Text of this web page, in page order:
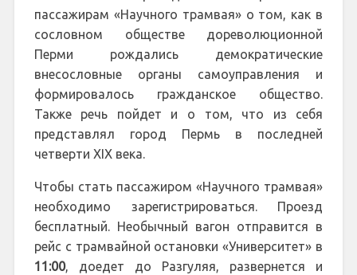
пассажирам «Научного трамвая» о том, как в
сословном обществе дореволюционной
Перми рождались демократические
внесословные органы самоуправления и
формировалось гражданское общество.
Также речь пойдет и о том, что из себя
представлял город Пермь в последней
четверти XIX века.
Чтобы стать пассажиром «Научного трамвая»
необходимо зарегистрироваться. Проезд
бесплатный. Необычный вагон отправится в
рейс с трамвайной остановки «Университет» в
11:00, доедет до Разгуляя, развернется и